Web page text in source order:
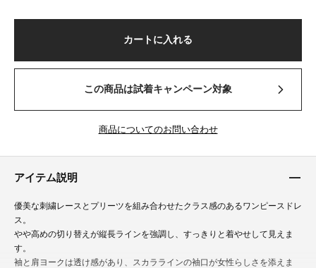
カートに入れる
この商品は試着キャンペーン対象
商品についてのお問い合わせ
アイテム説明
優美な刺繍レースとプリーツを組み合わせたクラス感のあるワンピースドレ
ス。
やや高めの切り替えが縦長ラインを強調し、すっきりと着やせして見えま
す。
袖と肩ヨークは透け感があり、スカララインの袖口が女性らしさを添えま